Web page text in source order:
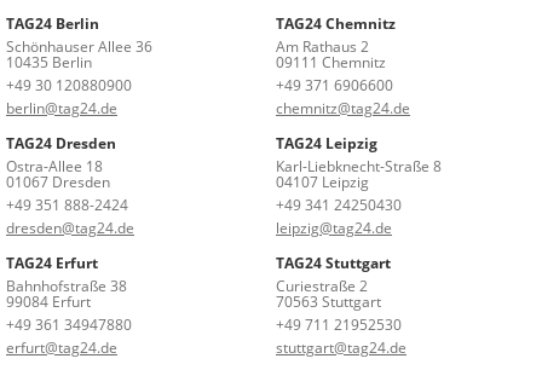
TAG24 Berlin
Schönhauser Allee 36
10435 Berlin
+49 30 120880900
berlin@tag24.de
TAG24 Chemnitz
Am Rathaus 2
09111 Chemnitz
+49 371 6906600
chemnitz@tag24.de
TAG24 Dresden
Ostra-Allee 18
01067 Dresden
+49 351 888-2424
dresden@tag24.de
TAG24 Leipzig
Karl-Liebknecht-Straße 8
04107 Leipzig
+49 341 24250430
leipzig@tag24.de
TAG24 Erfurt
Bahnhofstraße 38
99084 Erfurt
+49 361 34947880
erfurt@tag24.de
TAG24 Stuttgart
Curiestraße 2
70563 Stuttgart
+49 711 21952530
stuttgart@tag24.de